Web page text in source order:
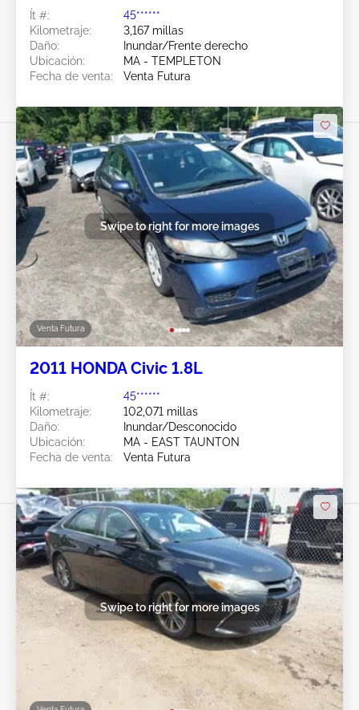
Ít #:
45******
Kilometraje:
3,167 millas
Daño:
Inundar/Frente derecho
Ubicación:
MA - TEMPLETON
Fecha de venta:
Venta Futura
Venta Futura
Swipe to right for more images
2011 HONDA Civic 1.8L
Ít #:
45******
Kilometraje:
102,071 millas
Daño:
Inundar/Desconocido
Ubicación:
MA - EAST TAUNTON
Fecha de venta:
Venta Futura
Swipe to right for more images